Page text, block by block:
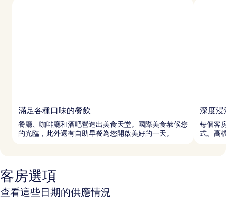
滿足各種口味的餐飲
餐廳、咖啡廳和酒吧營造出美食天堂。國際美食恭候您
的光臨，此外還有自助早餐為您開啟美好的一天。
深度浸
每個客
式。高
客房選項
查看這些日期的供應情況